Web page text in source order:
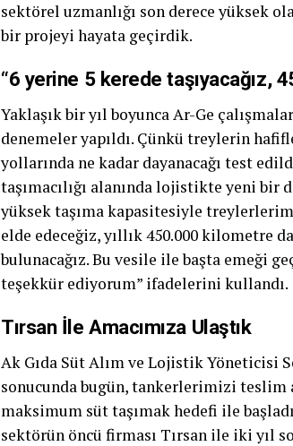
sektörel uzmanlığı son derece yüksek
bir projeyi hayata geçirdik.
“6 yerine 5 kerede taşıyacağız,
Yaklaşık bir yıl boyunca Ar-Ge
denemeler yapıldı. Çünkü treylerin
yollarında ne kadar dayanacağı test
taşımacılığı alanında lojistikte yeni bir
yüksek taşıma kapasitesiyle
elde edeceğiz, yıllık 450.000 kilometre
bulunacağız. Bu vesile ile başta emeği
teşekkür ediyorum” ifadelerini kullandı.
Tırsan İle Amacımıza Ulaştık
Ak Gıda Süt Alım ve Lojistik Yöneticisi
sonucunda bugün, tankerlerimizi teslim
maksimum süt taşımak hedefi ile
sektörün öncü firması Tırsan ile iki yıl